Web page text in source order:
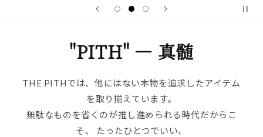
"PITH" ― 真髄
THE PITHでは、他にはない本物を追求したアイテム
を取り揃えています。
無駄なものを省くのが推し進められる時代だからこ
そ、 たったひとつでいい、